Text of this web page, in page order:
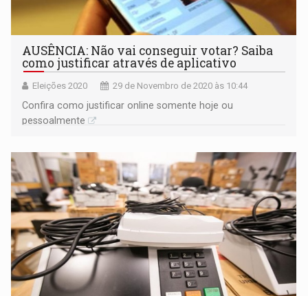
AUSÊNCIA: Não vai conseguir votar? Saiba
como justificar através de aplicativo
Eleições 2020 29 de Novembro de 2020 às 10:44
Confira como justificar online somente hoje ou
pessoalmente